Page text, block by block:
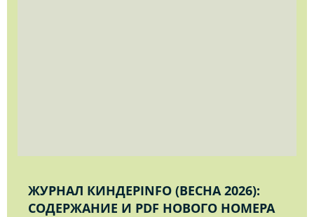
ЖУРНАЛ КИНДЕРINFO (ВЕСНА 2026):
СОДЕРЖАНИЕ И PDF НОВОГО НОМЕРА